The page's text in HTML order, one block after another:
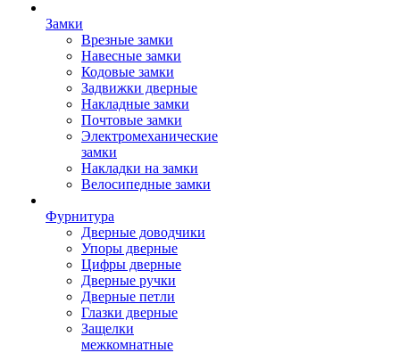
Замки
Врезные замки
Навесные замки
Кодовые замки
Задвижки дверные
Накладные замки
Почтовые замки
Электромеханические
замки
Накладки на замки
Велосипедные замки
Фурнитура
Дверные доводчики
Упоры дверные
Цифры дверные
Дверные ручки
Дверные петли
Глазки дверные
Защелки
межкомнатные